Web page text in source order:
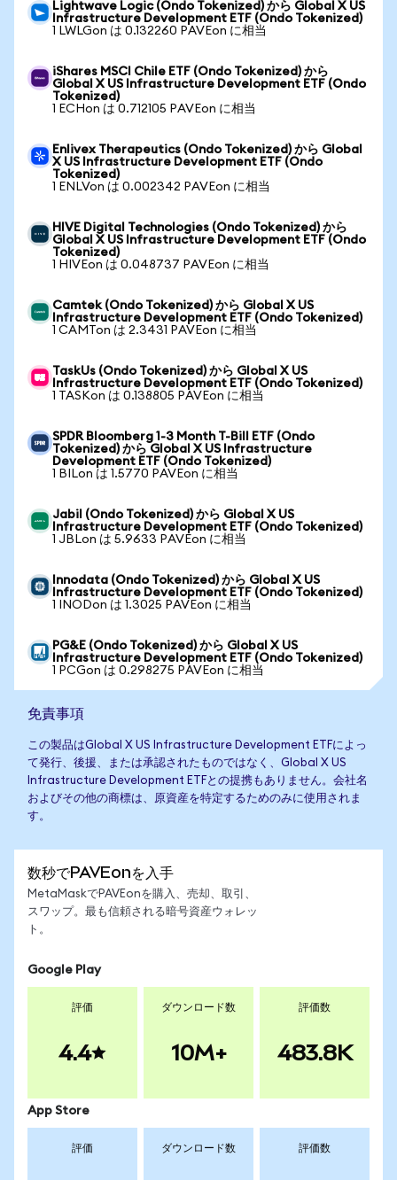
Lightwave Logic (Ondo Tokenized) から Global X US
Infrastructure Development ETF (Ondo Tokenized)
1 LWLGon は 0.132260 PAVEon に相当
iShares MSCI Chile ETF (Ondo Tokenized) から
Global X US Infrastructure Development ETF (Ondo
Tokenized)
1 ECHon は 0.712105 PAVEon に相当
Enlivex Therapeutics (Ondo Tokenized) から Global
X US Infrastructure Development ETF (Ondo
Tokenized)
1 ENLVon は 0.002342 PAVEon に相当
HIVE Digital Technologies (Ondo Tokenized) から
Global X US Infrastructure Development ETF (Ondo
Tokenized)
1 HIVEon は 0.048737 PAVEon に相当
Camtek (Ondo Tokenized) から Global X US
Infrastructure Development ETF (Ondo Tokenized)
1 CAMTon は 2.3431 PAVEon に相当
TaskUs (Ondo Tokenized) から Global X US
Infrastructure Development ETF (Ondo Tokenized)
1 TASKon は 0.138805 PAVEon に相当
SPDR Bloomberg 1-3 Month T-Bill ETF (Ondo
Tokenized) から Global X US Infrastructure
Development ETF (Ondo Tokenized)
1 BILon は 1.5770 PAVEon に相当
Jabil (Ondo Tokenized) から Global X US
Infrastructure Development ETF (Ondo Tokenized)
1 JBLon は 5.9633 PAVEon に相当
Innodata (Ondo Tokenized) から Global X US
Infrastructure Development ETF (Ondo Tokenized)
1 INODon は 1.3025 PAVEon に相当
PG&E (Ondo Tokenized) から Global X US
Infrastructure Development ETF (Ondo Tokenized)
1 PCGon は 0.298275 PAVEon に相当
免責事項
この製品はGlobal X US Infrastructure Development ETFによっ
て発行、後援、または承認されたものではなく、Global X US
Infrastructure Development ETFとの提携もありません。会社名
およびその他の商標は、原資産を特定するためのみに使用されま
す。
数秒でPAVEonを入手
MetaMaskでPAVEonを購入、売却、取引、
スワップ。最も信頼される暗号資産ウォレッ
ト。
Google Play
評価
4.4
ダウンロード数
10M+
評価数
483.8K
App Store
評価 ダウンロード数 評価数